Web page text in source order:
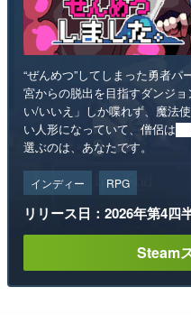
“ぜんめつ”してしまった勇者
宮からの脱出を目指すダンジ
い/いいえ」しか喋れず、魔法
い人形になっていて、僧侶は
選ぶのは、あなたです。
インディー RPG
リリース日：2026年第4四
Steam